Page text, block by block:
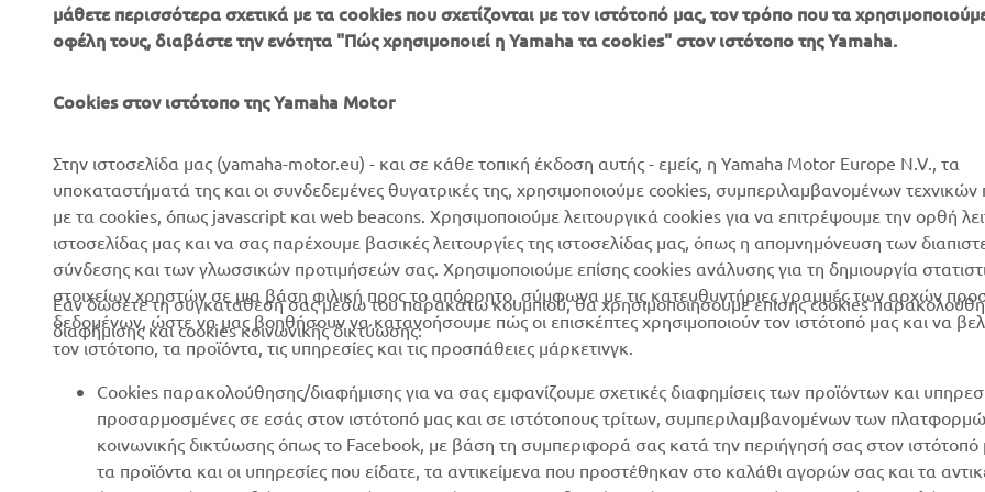
ΕΤΑΙΡΕΊΑ
Νέα
Δίκτυο Επίσημων
Συνεργατών
Τύπος
Φυλλάδια
Γίνετε έμπορος
Βασική Πολιτική Βιώσιμης
Ανάπτυξης
B2B
Αρχές
Γήπεδα γκολφ
Πρώτοι ανταποκριτές
Robotics
Συνεργασίες
Τεχνικές πληροφορίες για
Yamalube Safety Data
Sheets
ΠΕΡΙΣΣΌΤΕΡΑ
YAMAHA
Yamaha Racing
Yamaha Motor Global
Mobile Apps
SUPPORT
διαχείριση των
χρησιμοποιημένων
μπαταριών
μάθετε περισσότερα σχετικά με τα cookies που σχετίζονται με τον ιστότοπό μας, τον τρόπο που τα
οφέλη τους, διαβάστε την ενότητα "Πώς χρησιμοποιεί η Yamaha τα cookies" στον ιστότοπο της Yamaha.
Cookies στον ιστότοπο της Yamaha Motor
Στην ιστοσελίδα μας (yamaha-motor.eu) - και σε κάθε τοπική έκδοση αυτής - εμείς, η Yamaha Motor Europe N.V., τα
υποκαταστήματά της και οι συνδεδεμένες θυγατρικές της, χρησιμοποιούμε cookies, συμπεριλαμβανομένων
με τα cookies, όπως javascript και web beacons. Χρησιμοποιούμε λειτουργικά cookies για να επιτρέψουμε την ορθή
ιστοσελίδας μας και να σας παρέχουμε βασικές λειτουργίες της ιστοσελίδας μας, όπως η απομνημόνευση των
σύνδεσης και των γλωσσικών προτιμήσεών σας. Χρησιμοποιούμε επίσης cookies ανάλυσης για τη δημιουργία
στοιχείων χρηστών σε μια βάση φιλική προς το απόρρητο, σύμφωνα με τις κατευθυντήριες γραμμές των αρχών
δεδομένων, ώστε να μας βοηθήσουν να κατανοήσουμε πώς οι επισκέπτες χρησιμοποιούν τον ιστότοπό μας και να
τον ιστότοπο, τα προϊόντα, τις υπηρεσίες και τις προσπάθειες μάρκετινγκ.
Εάν δώσετε τη συγκατάθεσή σας μέσω του παρακάτω κουμπιού, θα χρησιμοποιήσουμε επίσης cookies
διαφήμισης και cookies κοινωνικής δικτύωσης:
Cookies παρακολούθησης/διαφήμισης για να σας εμφανίζουμε σχετικές διαφημίσεις των προϊόντων και
προσαρμοσμένες σε εσάς στον ιστότοπό μας και σε ιστότοπους τρίτων, συμπεριλαμβανομένων των
κοινωνικής δικτύωσης όπως το Facebook, με βάση τη συμπεριφορά σας κατά την περιήγησή σας στον
τα προϊόντα και οι υπηρεσίες που είδατε, τα αντικείμενα που προστέθηκαν στο καλάθι αγορών σας και τα